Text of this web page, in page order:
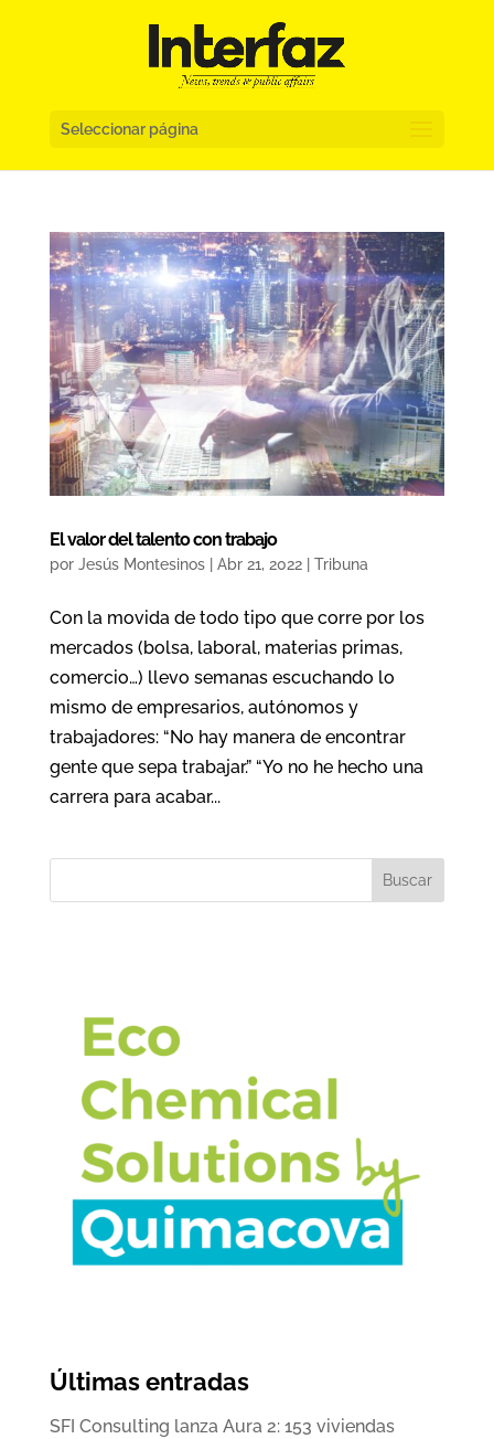
Seleccionar página
El valor del talento con trabajo
por Jesús Montesinos| Abr 21, 2022| Tribuna
Con la movida de todo tipo que corre por los
mercados (bolsa, laboral, materias primas,
comercio…) llevo semanas escuchando lo
mismo de empresarios, autónomos y
trabajadores: “No hay manera de encontrar
gente que sepa trabajar.” “Yo no he hecho una
carrera para acabar...
Buscar
Últimas entradas
SFI Consulting lanza Aura 2: 153 viviendas